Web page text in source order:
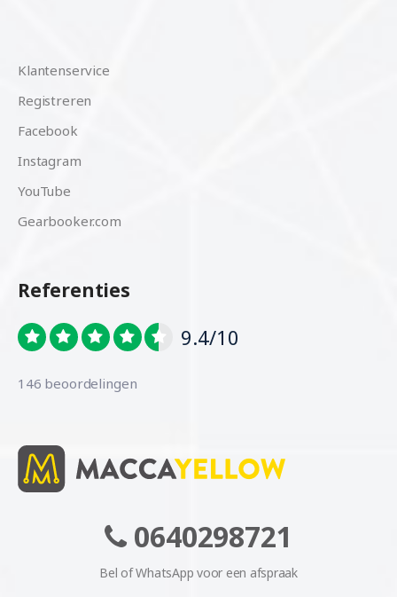
Klantenservice
Registreren
Facebook
Instagram
YouTube
Gearbooker.com
Referenties
9.4/10
146 beoordelingen
0640298721
Bel of WhatsApp voor een afspraak